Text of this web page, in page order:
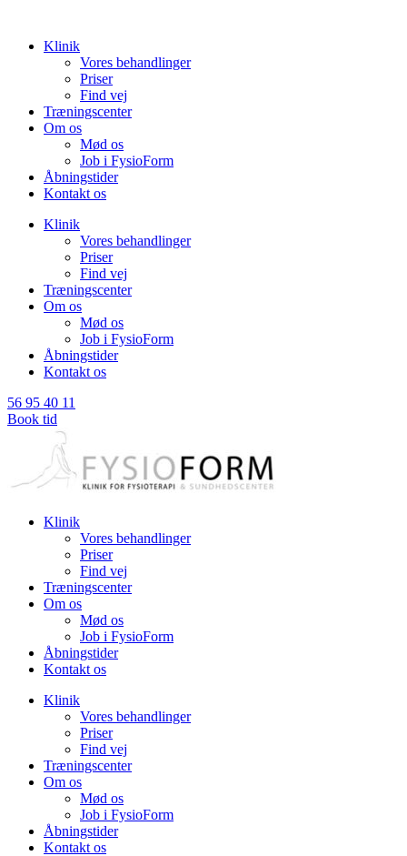
indholdKlinik
Vores behandlinger
Priser
Find vej
Træningscenter
Om os
Mød os
Job i FysioForm
Åbningstider
Kontakt os
Klinik
Vores behandlinger
Priser
Find vej
Træningscenter
Om os
Mød os
Job i FysioForm
Åbningstider
Kontakt os
56 95 40 11
Book tid
Klinik
Vores behandlinger
Priser
Find vej
Træningscenter
Om os
Mød os
Job i FysioForm
Åbningstider
Kontakt os
Klinik
Vores behandlinger
Priser
Find vej
Træningscenter
Om os
Mød os
Job i FysioForm
Åbningstider
Kontakt os